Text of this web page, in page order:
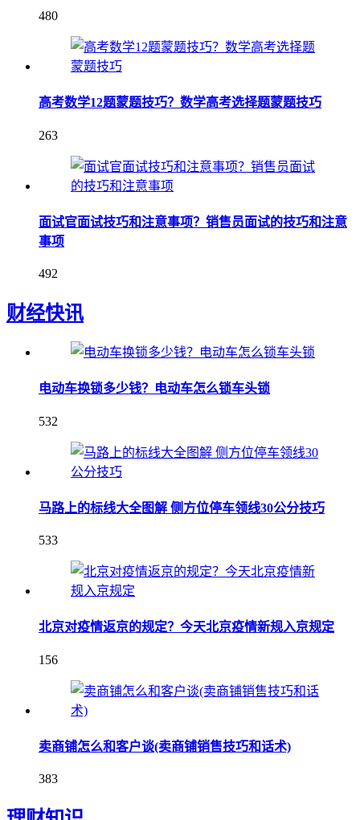
480
高考数学12题蒙题技巧？数学高考选择题蒙题技巧
263
面试官面试技巧和注意事项？销售员面试的技巧和注意
事项
492
财经快讯
电动车换锁多少钱？电动车怎么锁车头锁
532
马路上的标线大全图解 侧方位停车领线30公分技巧
533
北京对疫情返京的规定？今天北京疫情新规入京规定
156
卖商铺怎么和客户谈(卖商铺销售技巧和话术)
383